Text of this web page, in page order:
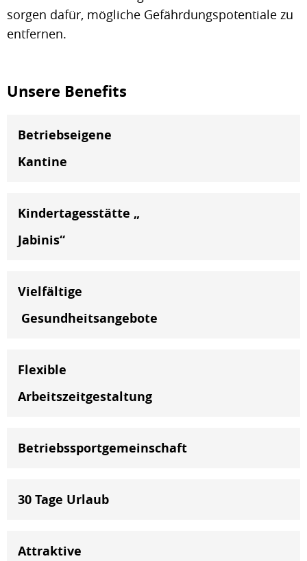
sorgen dafür, mögliche Gefährdungspotentiale zu
entfernen.
Unsere Benefits
Betriebseigene
Kantine
Kindertagesstätte „
Jabinis“
Vielfältige
Gesundheitsangebote
Flexible
Arbeitszeitgestaltung
Betriebssportgemeinschaft
30 Tage Urlaub
Attraktive